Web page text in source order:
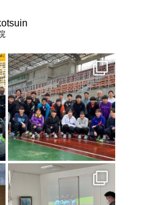
３ 棒高跳び 男女優勝
2023年2月28日
鍼灸接骨院》へ
2021年8月21日
2021年8月10日
2021年7月23日
2021年7月17日